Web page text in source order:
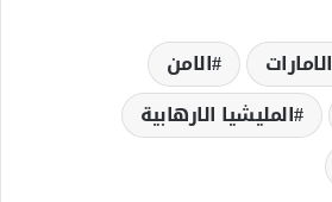
الامارات
الامن
المليشيا الارھابية